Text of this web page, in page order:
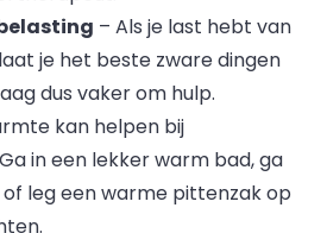
– Als je last hebt van
je het beste zware dingen
dus vaker om hulp.
kan helpen bij
in een lekker warm bad, ga
of leg een warme pittenzak op